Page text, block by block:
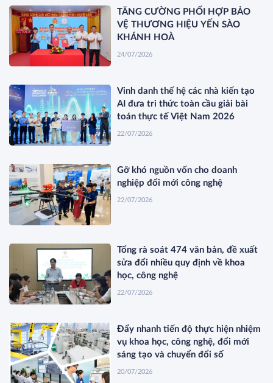
TĂNG CƯỜNG PHỐI HỢP BẢO
VỆ THƯƠNG HIỆU YẾN SÀO
KHÁNH HOÀ
24/07/2026
Vinh danh thế hệ các nhà kiến tạo
AI đưa tri thức toàn cầu giải bài
toán thực tế Việt Nam 2026
22/07/2026
Gỡ khó nguồn vốn cho doanh
nghiệp đổi mới công nghệ
22/07/2026
Tổng rà soát 474 văn bản, đề xuất
sửa đổi nhiều quy định về khoa
học, công nghệ
22/07/2026
Đẩy nhanh tiến độ thực hiện nhiệm
vụ khoa học, công nghệ, đổi mới
sáng tạo và chuyển đổi số
20/07/2026